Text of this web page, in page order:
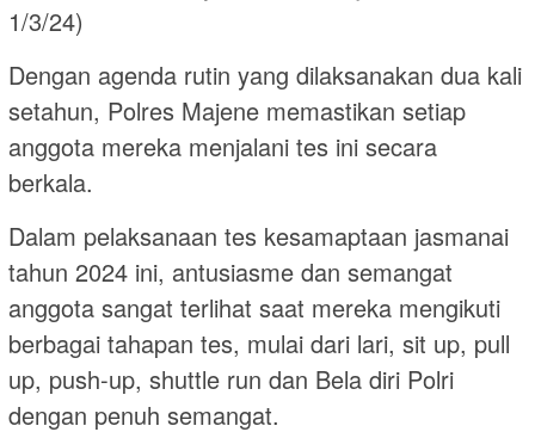
1/3/24)
Dengan agenda rutin yang dilaksanakan dua kali
setahun, Polres Majene memastikan setiap
anggota mereka menjalani tes ini secara
berkala.
Dalam pelaksanaan tes kesamaptaan jasmanai
tahun 2024 ini, antusiasme dan semangat
anggota sangat terlihat saat mereka mengikuti
berbagai tahapan tes, mulai dari lari, sit up, pull
up, push-up, shuttle run dan Bela diri Polri
dengan penuh semangat.